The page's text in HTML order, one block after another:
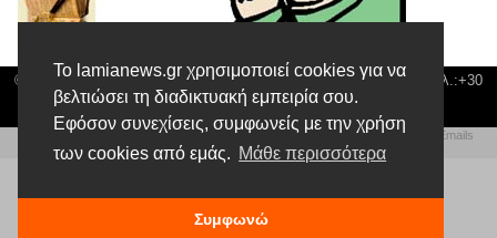
Το lamianews.gr χρησιμοποιεί cookies για να
βελτιώσει τη διαδικτυακή εμπειρία σου.
Εφόσον συνεχίσεις, συμφωνείς με την χρήση
των cookies από εμάς. Μάθε περισσότερα
Συμφωνώ
© Lamia News | Διεύθυνση: Καποδιστρίου 3 ΤΚ-35132 ΛΑΜΙΑ | Τηλ.:+30
22310 24300 |news@lamianews.gr
Πολιτική απορρήτου Αίτηση Διαχείρισης Προσωπικών Δεδομένων |
Πολιτική Emails
Δημιουργία της Ιστοσελίδας byWeb Technical Team